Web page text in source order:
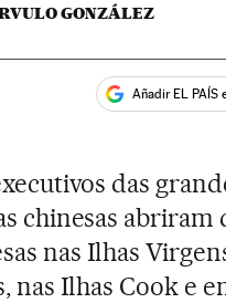
GONZÁLEZ
Añadir EL PAÍS
das
chinesas abriram
nas Ilhas
nas Ilhas Cook e